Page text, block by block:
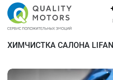
ХИМЧИСТКА САЛОНА